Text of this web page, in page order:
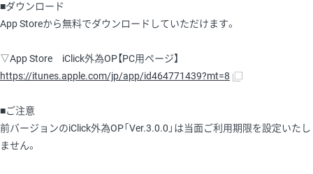
■ダウンロード
App Storeから無料でダウンロードしていただけます。
▽App Store iClick外為OP【PC用ページ】
https://itunes.apple.com/jp/app/id464771439?mt=8
■ご注意
前バージョンのiClick外為OP「Ver.3.0.0」は当面ご利用期限を設定いたし
ません。